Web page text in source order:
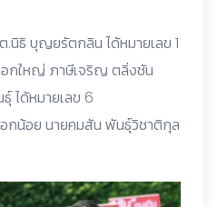
นิธิ บุญยรัตกลิน ได้หมายเลข 1
กใหญ่ ภาษีเจริญ ตลิ่งชัน
ได้หมายเลข 6
กน้อย นายคมสัน พันธุ์วิชาติกุล